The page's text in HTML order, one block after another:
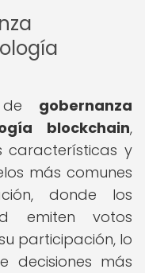
de gobernanza
blockchain,
características y
más comunes
donde los
emiten votos
participación, lo
decisiones más